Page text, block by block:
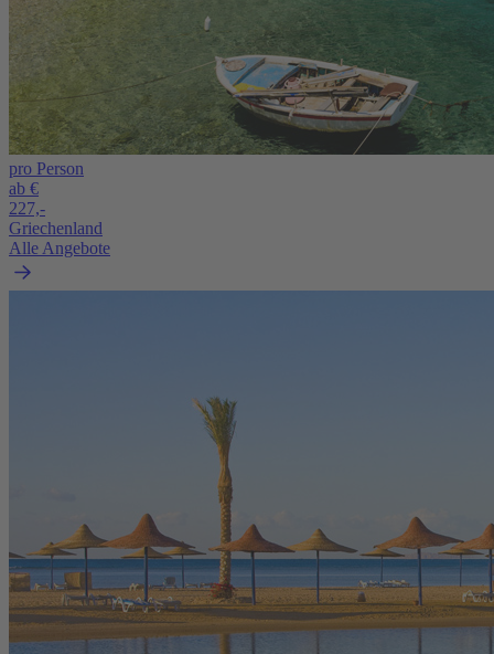
pro Person
ab €
227,-
Griechenland
Alle Angebote